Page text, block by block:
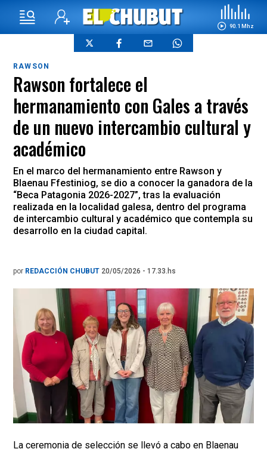
90.1 Mhz
RAWSON
Rawson fortalece el
hermanamiento con Gales a través
de un nuevo intercambio cultural y
académico
En el marco del hermanamiento entre Rawson y
Blaenau Ffestiniog, se dio a conocer la ganadora de la
“Beca Patagonia 2026-2027”, tras la evaluación
realizada en la localidad galesa, dentro del programa
de intercambio cultural y académico que contempla su
desarrollo en la ciudad capital.
por REDACCIÓN CHUBUT 20/05/2026 - 17.33.hs
La ceremonia de selección se llevó a cabo en Blaenau